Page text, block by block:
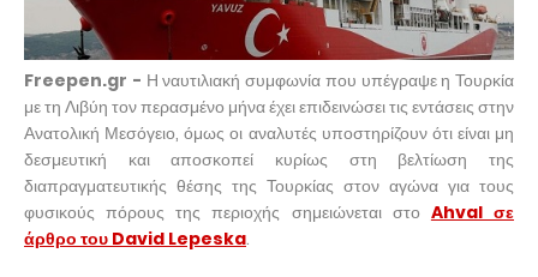
Freepen.gr - Η ναυτιλιακή συμφωνία που υπέγραψε η Τουρκία
με τη Λιβύη τον περασμένο μήνα έχει επιδεινώσει τις εντάσεις στην
Ανατολική Μεσόγειο, όμως οι αναλυτές υποστηρίζουν ότι είναι μη
δεσμευτική και αποσκοπεί κυρίως στη βελτίωση της
διαπραγματευτικής θέσης της Τουρκίας στον αγώνα για τους
φυσικούς πόρους της περιοχής σημειώνεται στο Ahval σε
άρθρο του David Lepeska.